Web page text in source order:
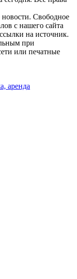
Свободное
с нашего сайта
на источник.
при
или печатные